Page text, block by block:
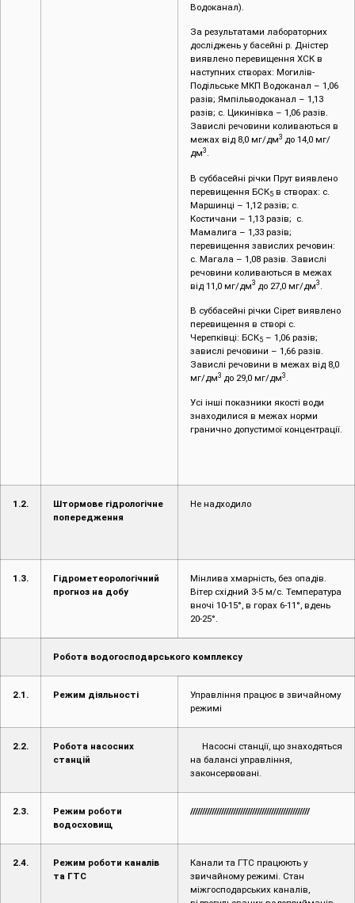
Водоканал).
За результатами лабораторних
досліджень у басейні р. Дністер
виявлено перевищення ХСК в
наступних створах: Могилів-
Подільське МКП Водоканал – 1,06
разів; Ямпільводоканал – 1,13
разів; с. Цикинівка – 1,06 разів.
Завислі речовини коливаються в
межах від 8,0 мг/дм3 до 14,0 мг/
дм3 .
В суббасейні річки Прут виявлено
перевищення БСК5 в створах: с.
Маршинці – 1,12 разів; с.
Костичани – 1,13 разів; с.
Мамалига – 1,33 разів;
перевищення завислих речовин:
с. Магала – 1,08 разів. Завислі
речовини коливаються в межах
від 11,0 мг/дм3 до 27,0 мг/дм3
В суббасейні річки Сірет виявлено
перевищення в створі с.
Черепківці: БСК5 – 1,06 разів;
завислі речовини – 1,66 разів.
Завислі речовини в межах від 8,0
мг/дм3 до 29,0 мг/дм3 .
Усі інші показники якості води
знаходилися в межах норми
гранично допустимої концентрації.
1.2.
Штормове гідрологічне
попередження
Не надходило
1.3.
Гідрометеорологічний
прогноз на добу
Мінлива хмарність, без опадів.
Вітер східний 3-5 м/с. Температура
вночі 10-15°, в горах 6-11°, вдень
20-25°.
Робота водогосподарського комплексу
2.1. Режим діяльності
Управління працює в звичайному
режимі
2.2.
Робота насосних
станцій
Насосні станції, що знаходяться
на балансі управління,
законсервовані.
2.3.
Режим роботи
водосховищ
//////////////////////////////////////////////////
2.4.
Режим роботи каналів
та ГТС
Канали та ГТС працюють у
звичайному режимі. Стан
міжгосподарських каналів,